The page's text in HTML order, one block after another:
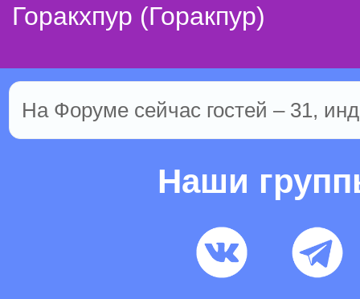
Горакхпур (Горакпур)
На Форуме сейчас гостей – 31,
Наши